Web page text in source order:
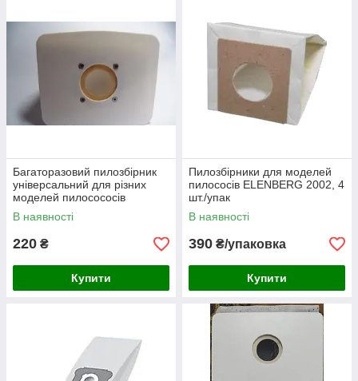
Багаторазовий пилозбірник
універсальний для різних
моделей пилосососів
В наявності
220 ₴
Купити
Пилозбірники для моделей
пилососів ELENBERG 2002, 4
шт./упак
В наявності
390 ₴/упаковка
Купити